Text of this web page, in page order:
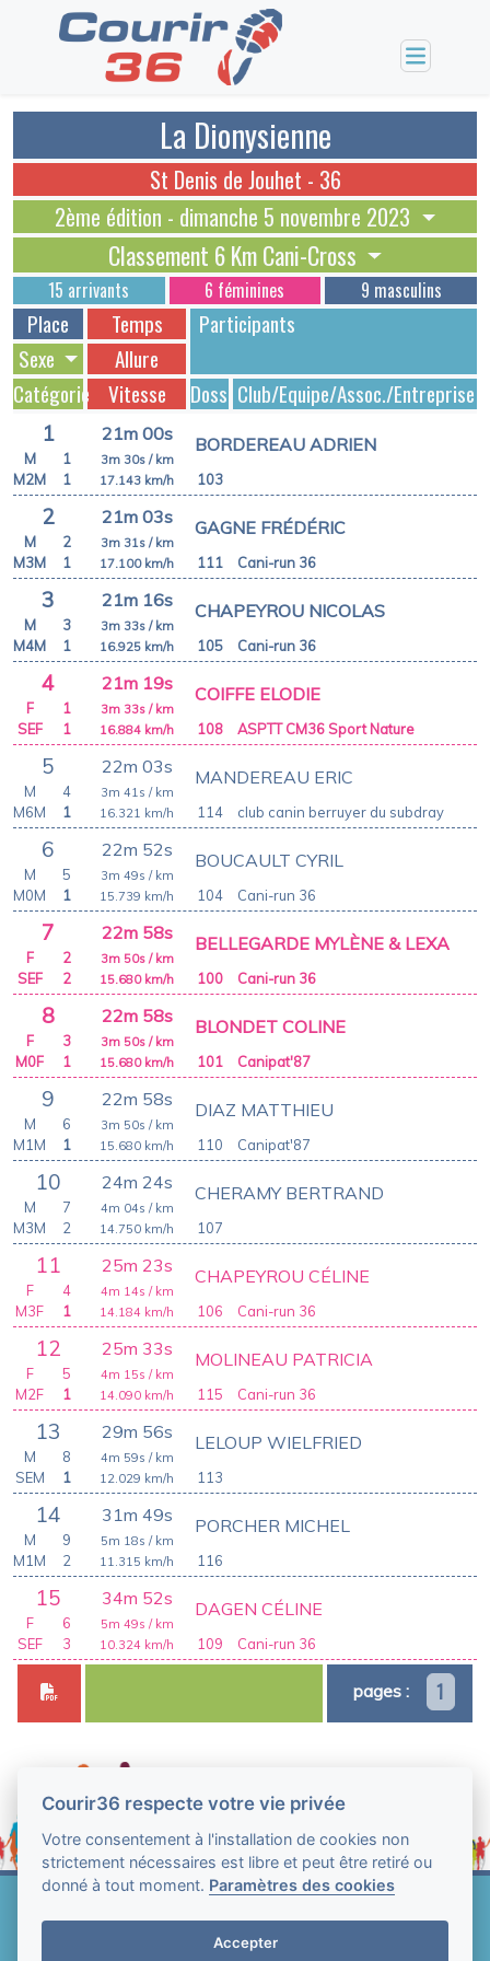
La Dionysienne
2ème édition - dimanche 5 novembre 2023
St Denis de Jouhet - 36
Classement 6 Km Cani-Cross
15 arrivants 6 féminines 9 masculins
Place Temps
Dossards
Participants
Allure
Vitesse
Sexe
Catégorie
Club/Equipe/Assoc./Entreprise
1 21m 00s
103
BORDEREAU ADRIEN
3m 30s / km
17.143 km/h
M
1
M2M
1
2 21m 03s
111
GAGNE FRÉDÉRIC
3m 31s / km
17.100 km/h
M
2
M3M
1 Cani-run 36
3 21m 16s
105
CHAPEYROU NICOLAS
3m 33s / km
16.925 km/h
M
3
M4M
1 Cani-run 36
4 21m 19s
108
COIFFE ELODIE
3m 33s / km
16.884 km/h
F
1
SEF
1 ASPTT CM36 Sport Nature
5 22m 03s
114
MANDEREAU ERIC
3m 41s / km
16.321 km/h
M
4
M6M
1 club canin berruyer du subdray
6 22m 52s
104
BOUCAULT CYRIL
3m 49s / km
15.739 km/h
M
5
M0M
1 Cani-run 36
7 22m 58s
100
BELLEGARDE MYLÈNE & LEXA
3m 50s / km
15.680 km/h
F
2
SEF
2 Cani-run 36
8 22m 58s
101
BLONDET COLINE
3m 50s / km
15.680 km/h
F
3
M0F
1 Canipat'87
9 22m 58s
110
DIAZ MATTHIEU
3m 50s / km
15.680 km/h
M
6
M1M
1 Canipat'87
10 24m 24s
107
CHERAMY BERTRAND
4m 04s / km
14.750 km/h
M
7
M3M
2
11 25m 23s
106
CHAPEYROU CÉLINE
4m 14s / km
14.184 km/h
F
4
M3F
1 Cani-run 36
12 25m 33s
115
MOLINEAU PATRICIA
4m 15s / km
14.090 km/h
F
5
M2F
1 Cani-run 36
13 29m 56s
113
LELOUP WIELFRIED
4m 59s / km
12.029 km/h
M
8
SEM
1
14 31m 49s
116
PORCHER MICHEL
5m 18s / km
11.315 km/h
M
9
M1M
2
15 34m 52s
109
DAGEN CÉLINE
5m 49s / km
10.324 km/h
F
6
SEF
3 Cani-run 36
pages : 1
2004-2026
Courir36 respecte votre vie privée
Votre consentement à l'installation de cookies non
strictement nécessaires est libre et peut être retiré ou
donné à tout moment. Paramètres des cookies
Accepter